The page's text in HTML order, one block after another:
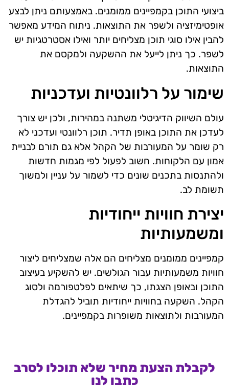
ביצועי התוכן בקמפיינים ממומנים. באמצעותם ניתן לבצע
אופטימיזציה ולשפר את התוצאות. ניתוח המידע מאפשר
להבין אילו סוגי תוכן מצליחים יותר ואילו אסטרטגיות יש
לשפר. כך ניתן לייעל את ההשקעה ולמקסם את
התוצאות.
שימור על רלוונטיות ועדכניות
עולם השיווק הדיגיטלי משתנה במהירות, ולכן יש צורך
לעדכן את התוכן באופן תדיר. תוכן רלוונטי ועדכני לא
רק שומר על המעורבות של הקהל אלא גם תורם לבניית
אמון עם הלקוחות. חשוב לפעול לפי מגמות חדשות
ולהתנסות בתכנים שונים כדי לשמור על עניין ולמשוך
תשומת לב.
יצירת חוויות ייחודיות
ומשמעותיות
קמפיינים ממומנים מצליחים הם אלה שמצליחים ליצור
חוויות משמעותיות עבור הגולשים. יש להשקיע בעיצוב
התוכן ובאופן הצגתו, כך שיתאים לפלטפורמה ולסוג
הקהל. השקעה בחוויות ייחודיות תוביל להגדלת
המעורבות ולתוצאות משופרות בקמפיינים.
לקבלת הצעת מחיר שלא תוכלו לסרב
כתבו לנו